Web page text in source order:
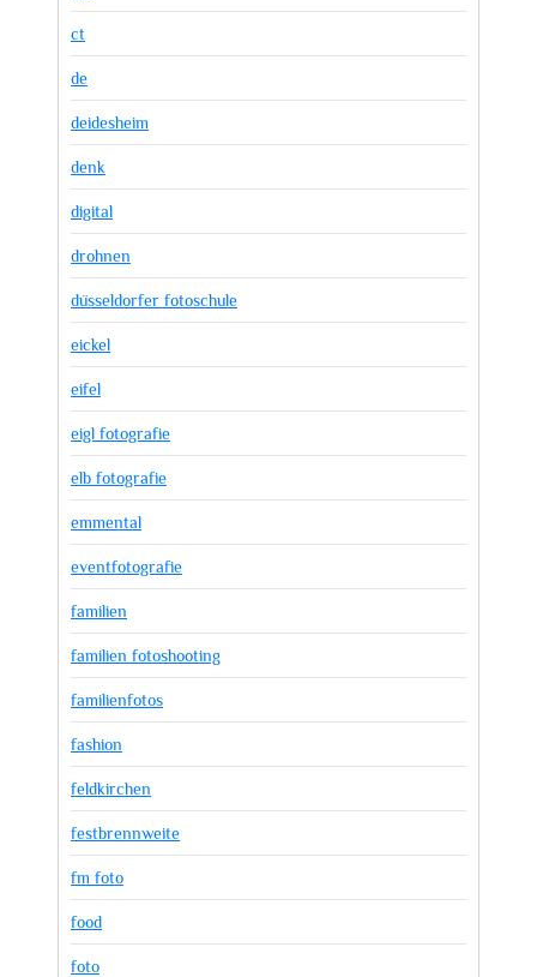
ct
de
deidesheim
denk
digital
drohnen
düsseldorfer fotoschule
eickel
eifel
eigl fotografie
elb fotografie
emmental
eventfotografie
familien
familien fotoshooting
familienfotos
fashion
feldkirchen
festbrennweite
fm foto
food
foto